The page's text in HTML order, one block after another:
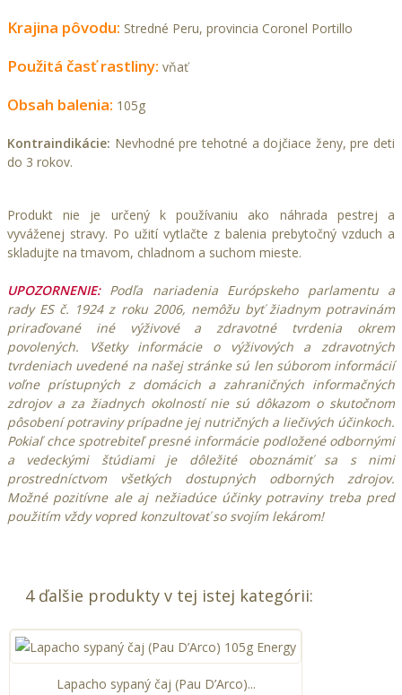
Krajina pôvodu: Stredné Peru, provincia Coronel Portillo
Použitá časť rastliny: vňať
Obsah balenia: 105g
Kontraindikácie: Nevhodné pre tehotné a dojčiace ženy, pre deti
do 3 rokov.
Produkt nie je určený k používaniu ako náhrada pestrej a
vyváženej stravy. Po užití vytlačte z balenia prebytočný vzduch a
skladujte na tmavom, chladnom a suchom mieste.
UPOZORNENIE:Podľa nariadenia Európskeho parlamentu a
rady ES č. 1924 z roku 2006, nemôžu byť žiadnym potravinám
priraďované iné výživové a zdravotné tvrdenia okrem
povolených. Všetky informácie o výživových a zdravotných
tvrdeniach uvedené na našej stránke sú len súborom informácií
voľne prístupných z domácich a zahraničných informačných
zdrojov a za žiadnych okolností nie sú dôkazom o skutočnom
pôsobení potraviny prípadne jej nutričných a liečivých účinkoch.
Pokiaľ chce spotrebiteľ presné informácie podložené odbornými
a vedeckými štúdiami je dôležité oboznámiť sa s nimi
prostredníctvom všetkých dostupných odborných zdrojov.
Možné pozitívne ale aj nežiadúce účinky potraviny treba pred
použitím vždy vopred konzultovať so svojím lekárom!
4 ďalšie produkty v tej istej kategórii:
Lapacho sypaný čaj (Pau D’Arco)...